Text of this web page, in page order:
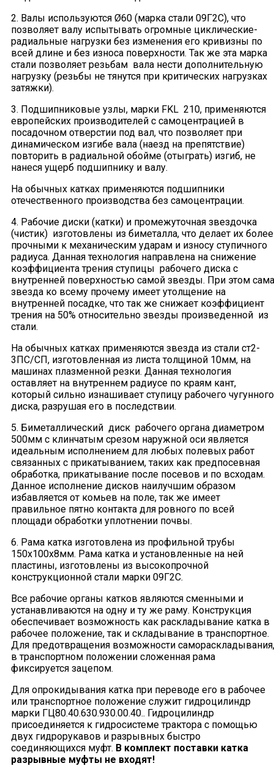
2. Валы используются Ø60 (марка стали 09Г2С), что
позволяет валу испытывать огромные циклические-
радиальные нагрузки без изменения его кривизны по
всей длине и без износа поверхности. Так же эта марка
стали позволяет резьбам вала нести дополнительную
нагрузку (резьбы не тянутся при критических нагрузках
затяжки).
3. Подшипниковые узлы, марки FKL 210, применяются
европейских производителей с самоцентрацией в
посадочном отверстии под вал, что позволяет при
динамическом изгибе вала (наезд на препятствие)
повторить в радиальной обойме (отыграть) изгиб, не
нанеся ущерб подшипнику и валу.
На обычных катках применяются подшипники
отечественного производства без самоцентрации.
4. Рабочие диски (катки) и промежуточная звездочка
(чистик) изготовлены из биметалла, что делает их более
прочными к механическим ударам и износу ступичного
радиуса. Данная технология направлена на снижение
коэффициента трения ступицы рабочего диска с
внутренней поверхностью самой звезды. При этом сама
звезда ко всему прочему имеет утолщение на
внутренней посадке, что так же снижает коэффициент
трения на 50% относительно звезды произведенной из
стали.
На обычных катках применяются звезда из стали ст2-
3ПС/СП, изготовленная из листа толщиной 10мм, на
машинах плазменной резки. Данная технология
оставляет на внутреннем радиусе по краям кант,
который сильно изнашивает ступицу рабочего чугунного
диска, разрушая его в последствии.
5. Биметаллический диск рабочего органа диаметром
500мм с клинчатым срезом наружной оси является
идеальным исполнением для любых полевых работ
связанных с прикатыванием, таких как предпосевная
обработка, прикатывание после посевов и по всходам.
Данное исполнение дисков наилучшим образом
избавляется от комьев на поле, так же имеет
правильное пятно контакта для ровного по всей
площади обработки уплотнении почвы.
6. Рама катка изготовлена из профильной трубы
150х100х8мм. Рама катка и установленные на ней
пластины, изготовлены из высокопрочной
конструкционной стали марки 09Г2С.
Все рабочие органы катков являются сменными и
устанавливаются на одну и ту же раму. Конструкция
обеспечивает возможность как раскладывание катка в
рабочее положение, так и складывание в транспортное.
Для предотвращения возможности самораскладывания,
в транспортном положении сложенная рама
фиксируется зацепом.
Для опрокидывания катка при переводе его в рабочее
или транспортное положение служит гидроцилиндр
марки ГЦ80.40.630.930.00.40.. Гидроцилиндр
присоединяется к гидросистеме трактора с помощью
двух гидрорукавов и разрывных быстро
соединяющихся муфт. В комплект поставки катка
разрывные муфты не входят!